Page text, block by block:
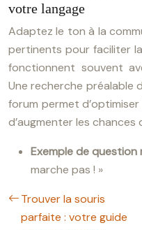
votre langage
Adaptez le ton à la
pertinents pour faciliter
fonctionnent souvent
Une recherche préalable
forum permet
d’augmenter les
Exemple de question
marche pas ! »
Trouver la souris
parfaite : votre guide